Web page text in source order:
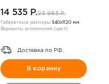
14 535 P.23 983 P.
Габаритные размеры:540х1120 мм
Варианты исполнения (цвет):
Доставка по РФ.
В корзину